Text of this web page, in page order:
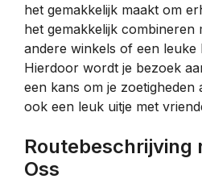
het gemakkelijk maakt om
het gemakkelijk combineren
andere winkels of een leuke
Hierdoor wordt je bezoek
een kans om je
ook een leuk uitje met
Routebeschrijving naar Jamin
Oss